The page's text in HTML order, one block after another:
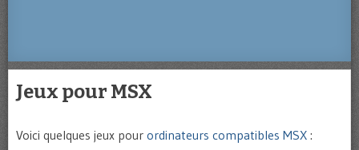
Jeux pour MSX
Voici quelques jeux pour ordinateurs compatibles MSX :